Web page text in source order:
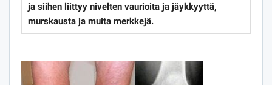
ja siihen liittyy nivelten vaurioita ja jäykkyyttä,
murskausta ja muita merkkejä.